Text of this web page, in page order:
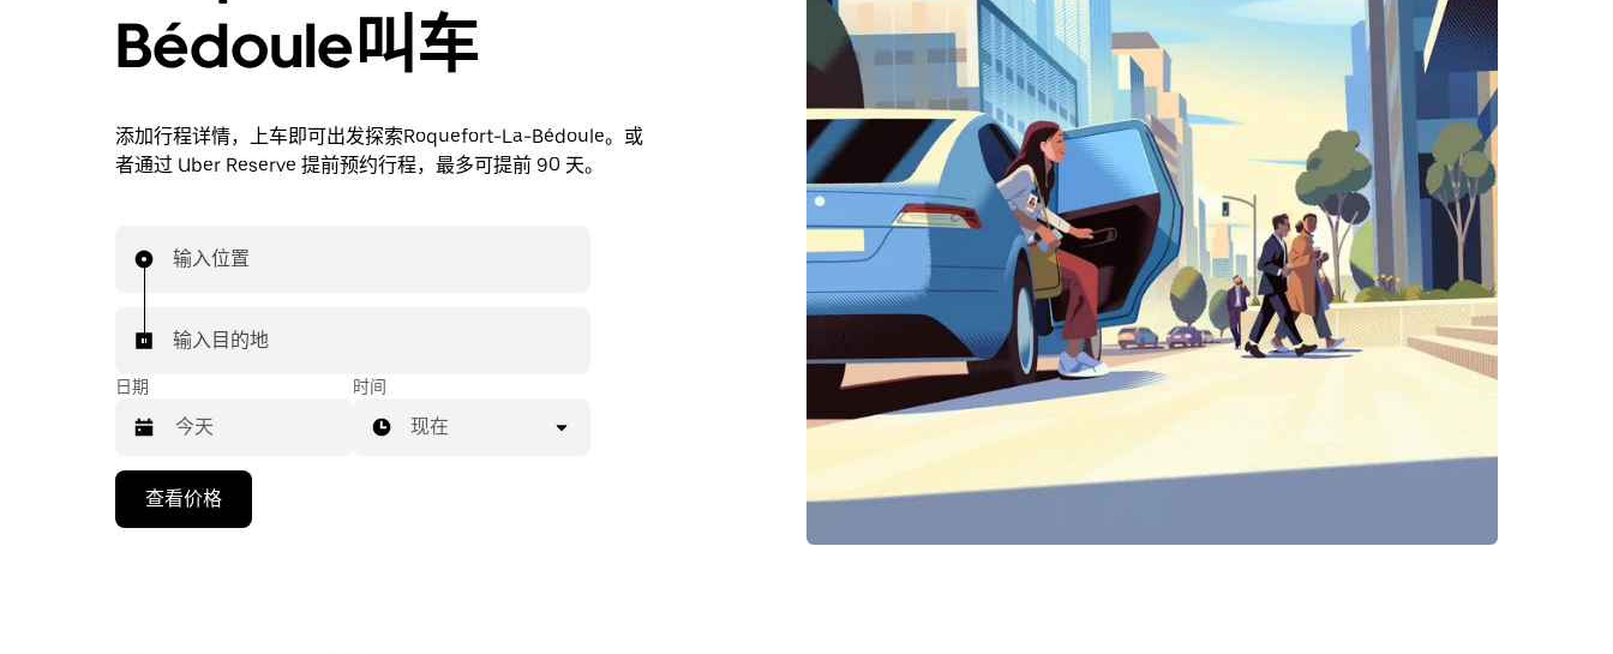
Bédoule叫车
添加行程详情，上车即可出发探索Roquefort-La-Bédoule。或
者通过 Uber Reserve 提前预约行程，最多可提前 90 天。
输入位置
输入目的地
日期
向
时间
现在
查看价格